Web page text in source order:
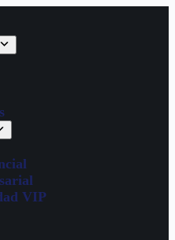
VIP